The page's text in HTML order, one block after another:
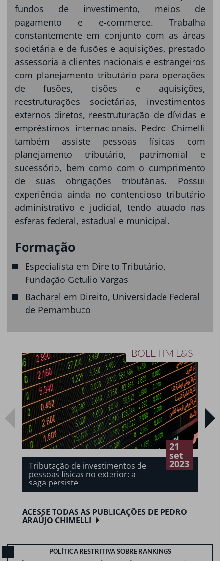
fundos de investimento, meios de
pagamento e e-commerce. Trabalha
constantemente em conjunto com as áreas
societária e de fusões e aquisições, prestado
assessoria a clientes nacionais e estrangeiros
com planejamento tributário para operações
de fusões, cisões e aquisições,
reestruturações societárias, investimentos
externos diretos, reestruturação de dívidas e
empréstimos internacionais. Pedro Chimelli
também assiste pessoas físicas com
planejamento tributário, patrimonial e
sucessório, bem como com o cumprimento
de suas obrigações tributárias. Possui
experiência ainda no contencioso tributário
administrativo e judicial, tendo atuado nas
esferas federal, estadual e municipal.
Formação
Especialista em Direito Tributário,
Fundação Getulio Vargas
Bacharel em Direito, Universidade Federal
de Pernambuco
BOLETIM L&S
21
set
2023
Tributação de investimentos de
pessoas físicas no exterior: a
saga persiste
ACESSE TODAS AS PUBLICAÇÕES DE PEDRO
ARAÚJO CHIMELLI
POLÍTICA RESTRITIVA SOBRE RANKINGS